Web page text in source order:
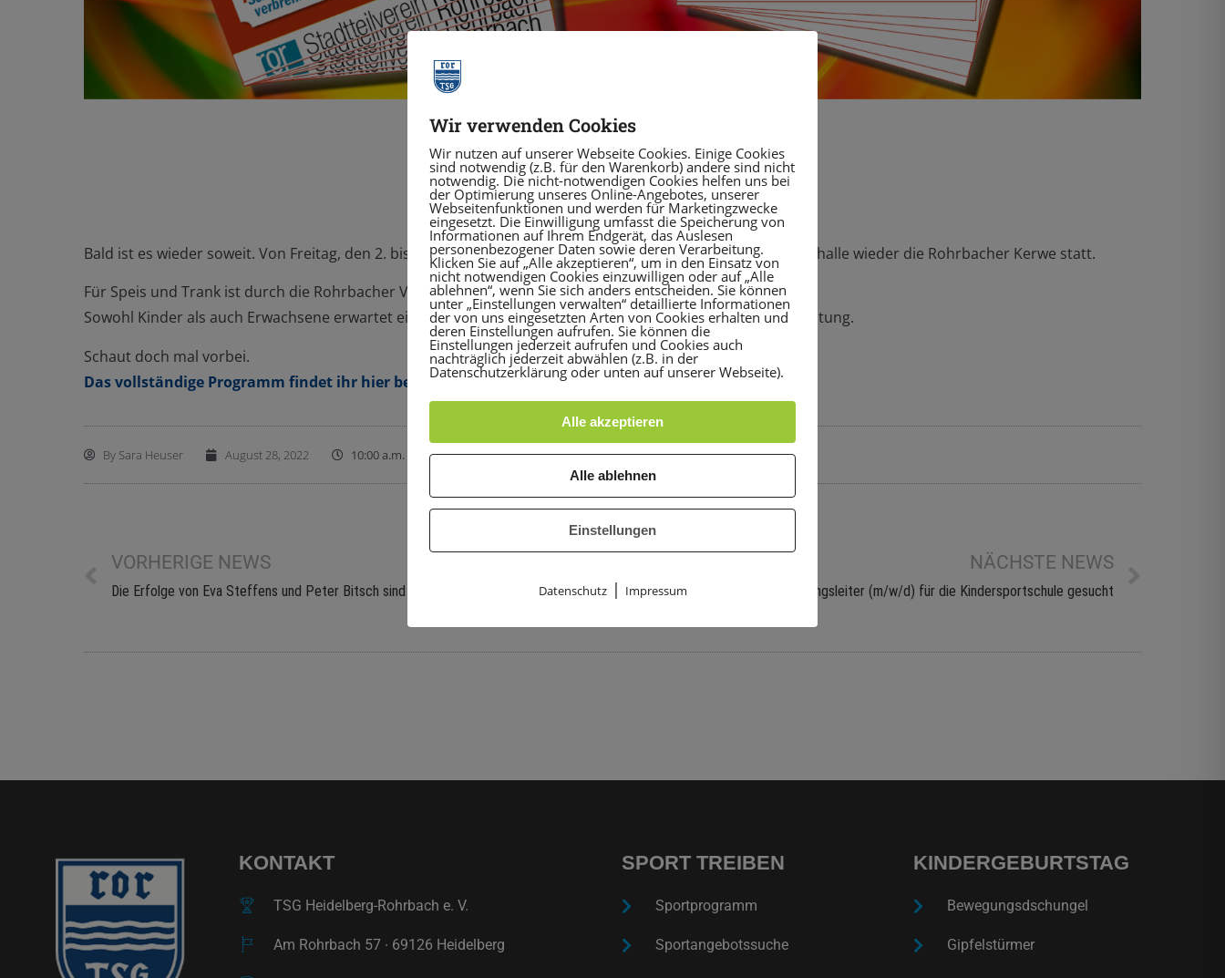
Rohrbacher Kerwe
Bald ist es wieder soweit. Von Freitag, den 2. bis Sonntag, den 4. September findet rund um die Eichendorffhalle wieder die Rohrbacher Kerwe statt.
Für Speis und Trank ist durch die Rohrbacher Vereine bestens gesorgt.
Sowohl Kinder als auch Erwachsene erwartet ein buntes Programm und jede Menge musikalische Unterhaltung.
Schaut doch mal vorbei.
Das vollständige Programm findet ihr hier beim Stadtteilverein Rohrbach
By Sara Heuser August 28, 2022 10:00 a.m.
VORHERIGE NEWS
Die Erfolge von Eva Steffens und Peter Bitsch sind nicht zu toppen
NÄCHSTE NEWS
Übungsleiter (m/w/d) für die Kindersportschule gesucht
KONTAKT
TSG Heidelberg-Rohrbach e. V.
Am Rohrbach 57 ∙ 69126 Heidelberg
SPORT TREIBEN
Sportprogramm
Sportangebotssuche
KINDERGEBURTSTAG
Bewegungsdschungel
Gipfelstürmer
Wir verwenden Cookies
Wir nutzen auf unserer Webseite Cookies. Einige Cookies
sind notwendig (z.B. für den Warenkorb) andere sind nicht
notwendig. Die nicht-notwendigen Cookies helfen uns bei
der Optimierung unseres Online-Angebotes, unserer
Webseitenfunktionen und werden für Marketingzwecke
eingesetzt. Die Einwilligung umfasst die Speicherung von
Informationen auf Ihrem Endgerät, das Auslesen
personenbezogener Daten sowie deren Verarbeitung.
Klicken Sie auf „Alle akzeptieren“, um in den Einsatz von
nicht notwendigen Cookies einzuwilligen oder auf „Alle
ablehnen“, wenn Sie sich anders entscheiden. Sie können
unter „Einstellungen verwalten“ detaillierte Informationen
der von uns eingesetzten Arten von Cookies erhalten und
deren Einstellungen aufrufen. Sie können die
Einstellungen jederzeit aufrufen und Cookies auch
nachträglich jederzeit abwählen (z.B. in der
Datenschutzerklärung oder unten auf unserer Webseite).
Alle akzeptieren
Alle ablehnen
Einstellungen
Datenschutz| Impressum